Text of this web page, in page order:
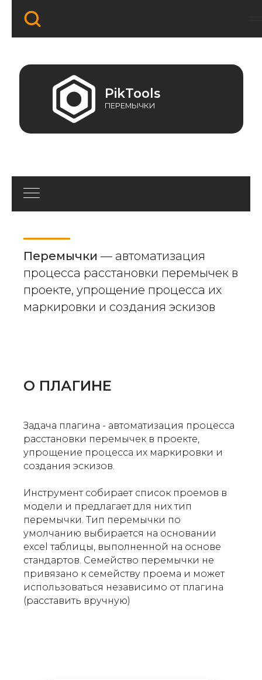
ПЕРЕМЫЧКИ
Перемычки — автоматизация
процесса расстановки перемычек в
проекте, упрощение процесса их
маркировки и создания эскизов
О ПЛАГИНЕ
Задача плагина - автоматизация процесса
расстановки перемычек в проекте,
упрощение процесса их маркировки и
создания эскизов.
Инструмент собирает список проемов в
модели и предлагает для них тип
перемычки. Тип перемычки по
умолчанию выбирается на основании
excel таблицы, выполненной на основе
стандартов. Семейство перемычки не
привязано к семейству проема и может
использоваться независимо от плагина
(расставить вручную)